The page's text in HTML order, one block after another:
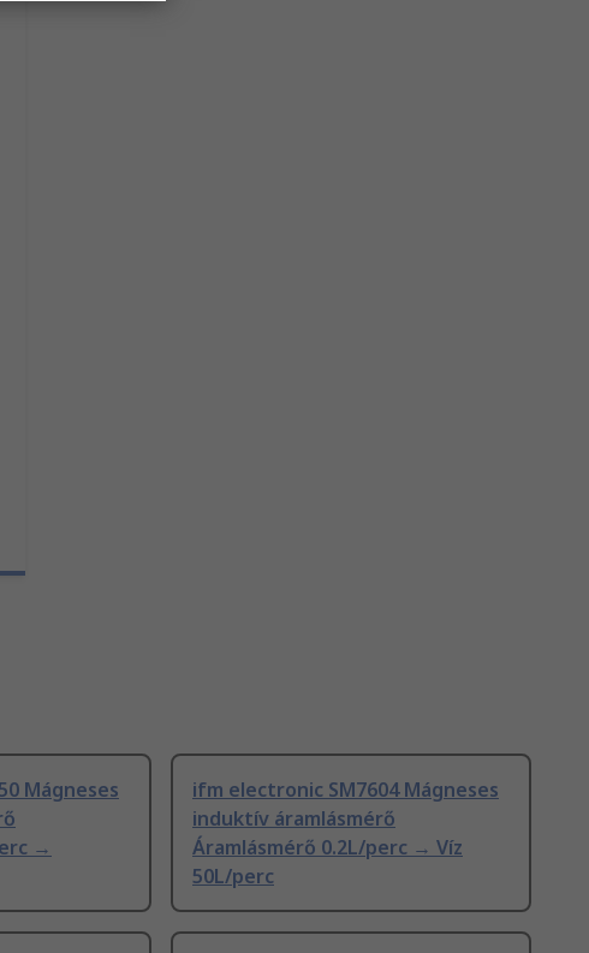
Mágneses
→
ifm electronic SM7604 Mágneses
induktív áramlásmérő
Áramlásmérő 0.2L/perc → Víz
50L/perc